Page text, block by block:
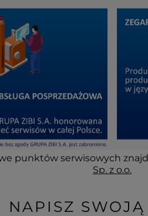
punktów serwisowych
Sp. z o.o.
NAPISZ